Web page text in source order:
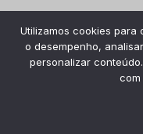
Utilizamos cookies para
o desempenho,
personalizar
com